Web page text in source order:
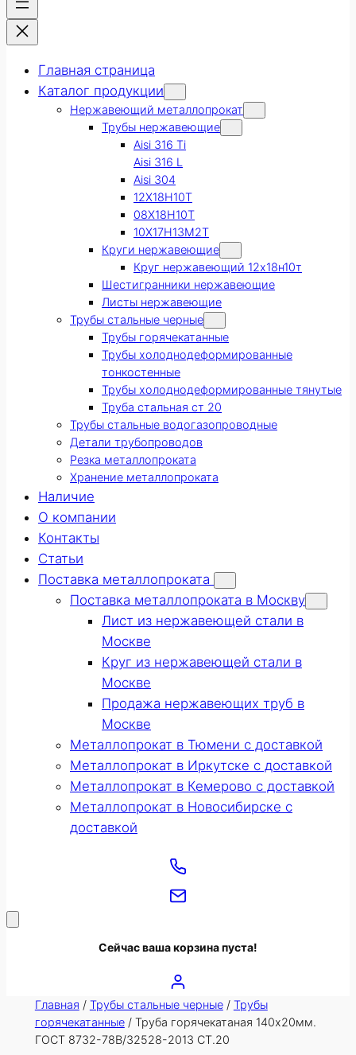
Главная страница
Каталог продукции
Нержавеющий металлопрокат
Трубы нержавеющие
Aisi 316 Ti
Aisi 316 L
Aisi 304
12Х18Н10Т
08Х18Н10Т
10Х17Н13М2Т
Круги нержавеющие
Круг нержавеющий 12х18н10т
Шестигранники нержавеющие
Листы нержавеющие
Трубы стальные черные
Трубы горячекатанные
Трубы холоднодеформированные
тонкостенные
Трубы холоднодеформированные тянутые
Труба стальная ст 20
Трубы стальные водогазопроводные
Детали трубопроводов
Резка металлопроката
Хранение металлопроката
Наличие
О компании
Контакты
Статьи
Поставка металлопроката
Поставка металлопроката в Москву
Лист из нержавеющей стали в
Москве
Круг из нержавеющей стали в
Москве
Продажа нержавеющих труб в
Москве
Металлопрокат в Тюмени с доставкой
Металлопрокат в Иркутске с доставкой
Металлопрокат в Кемерово с доставкой
Металлопрокат в Новосибирске с
доставкой
Сейчас ваша корзина пуста!
Главная / Трубы стальные черные/ Трубы
горячекатанные/ Труба горячекатаная 140х20мм.
ГОСТ 8732-78В/32528-2013 СТ.20